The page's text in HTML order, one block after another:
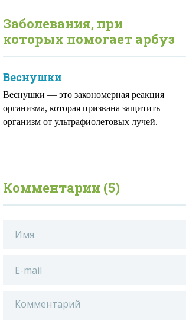
Заболевания, при
которых помогает арбуз
Веснушки
Веснушки — это закономерная реакция
организма, которая призвана защитить
организм от ультрафиолетовых лучей.
Комментарии (5)